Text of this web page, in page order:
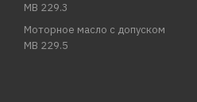
MB 229.3
Моторное масло с допуском
MB 229.5